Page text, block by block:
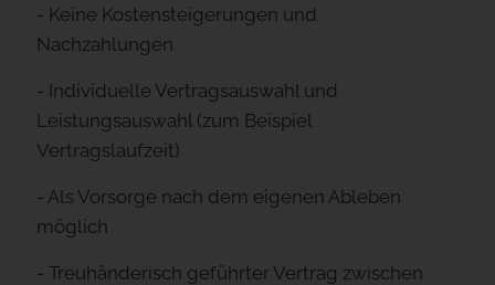
- Keine Kostensteigerungen und
Nachzahlungen
- Individuelle Vertragsauswahl und
Leistungsauswahl (zum Beispiel
Vertragslaufzeit)
- Als Vorsorge nach dem eigenen Ableben
möglich
- Treuhänderisch geführter Vertrag zwischen